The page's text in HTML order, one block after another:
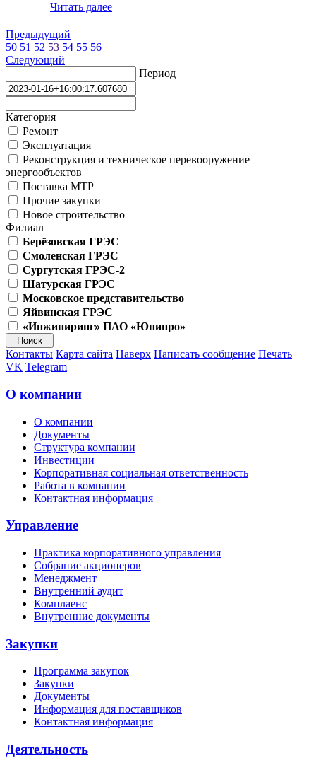
Читать далее
Предыдущий
50 51 52 53 54 55 56
Следующий
Период
Категория
Ремонт
Эксплуатация
Реконструкция и техническое перевооружение
энергообъектов
Поставка МТР
Прочие закупки
Новое строительство
Филиал
Берёзовская ГРЭС
Смоленская ГРЭС
Сургутская ГРЭС-2
Шатурская ГРЭС
Московское представительство
Яйвинская ГРЭС
«Инжиниринг» ПАО «Юнипро»
Контакты Карта сайта Наверх Написать сообщение Печать
VK Telegram
О компании
О компании
Документы
Структура компании
Инвестиции
Корпоративная социальная ответственность
Работа в компании
Контактная информация
Управление
Практика корпоративного управления
Собрание акционеров
Менеджмент
Внутренний аудит
Комплаенс
Внутренние документы
Закупки
Программа закупок
Закупки
Документы
Информация для поставщиков
Контактная информация
Деятельность